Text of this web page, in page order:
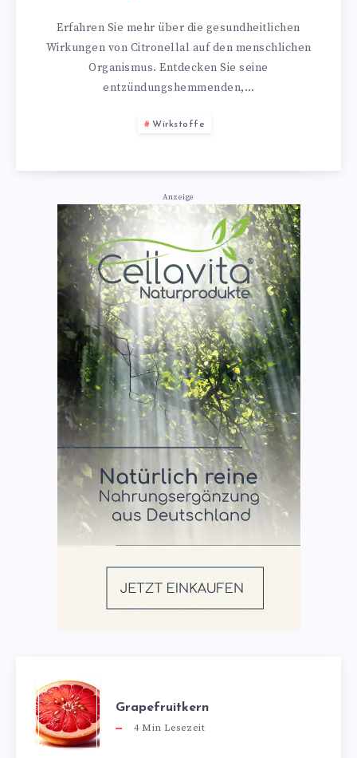
Erfahren Sie mehr über die gesundheitlichen
Wirkungen von Citronellal auf den menschlichen
Organismus. Entdecken Sie seine
entzündungshemmenden,…
Wirkstoffe
Anzeige
Grapefruitkern
4Min Lesezeit